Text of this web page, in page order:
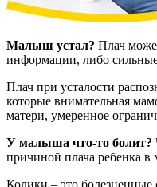
Малыш устал? Плач
информации, либо
Плач при усталости
которые внимательная
матери, умеренное
У малыша что-то болит?
причиной плача ребенка в